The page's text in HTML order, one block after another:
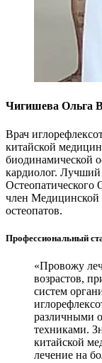
Чигишева Ольга
Врач
китайской
биодинамической
кардиолог.
член
остеопатов.
Профессиональный
«Провожу
возрастов,
систем
различными
техниками.
китайской
лечение на